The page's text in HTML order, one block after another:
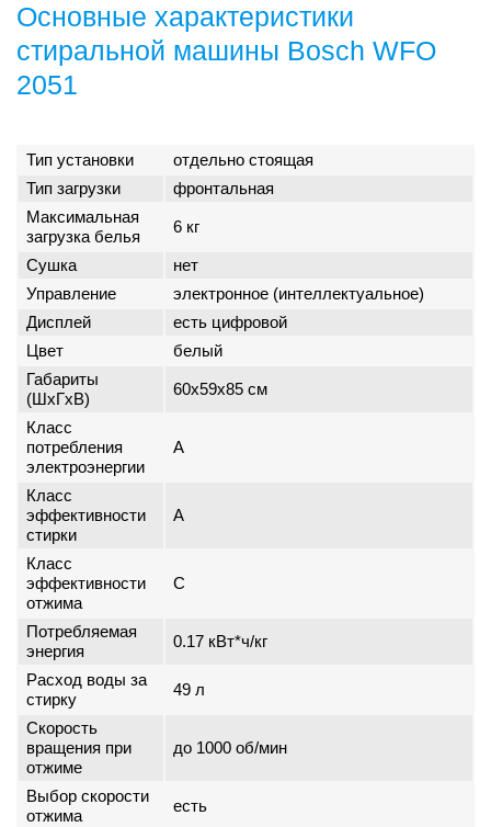
Основные характеристики
стиральной машины Bosch WFO
2051
Тип установки
отдельно стоящая
Тип загрузки
фронтальная
Максимальная
загрузка белья
6 кг
Сушка
нет
Управление
электронное (интеллектуальное)
Дисплей
есть цифровой
Цвет
белый
Габариты
(ШxГxВ)
60x59x85 см
Класс
потребления
электроэнергии
A
Класс
эффективности
стирки
A
Класс
эффективности
отжима
C
Потребляемая
энергия
0.17 кВт*ч/кг
Расход воды за
стирку
49 л
Скорость
вращения при
отжиме
до 1000 об/мин
Выбор скорости
отжима
есть